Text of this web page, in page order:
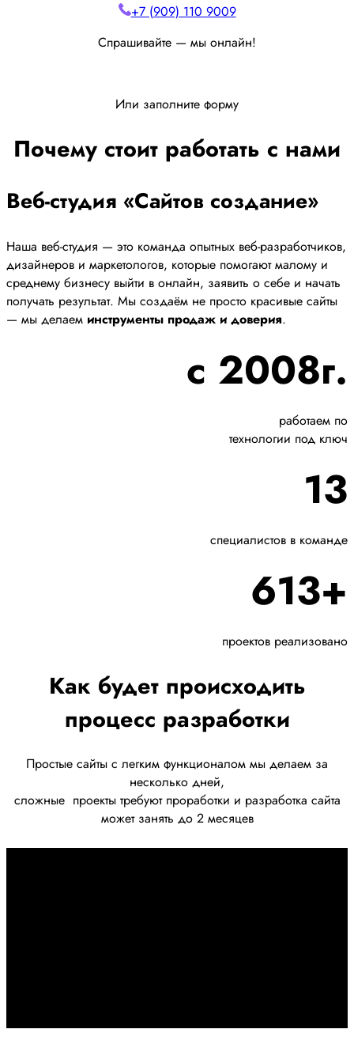
+7 (909) 110 9009
Спрашивайте — мы онлайн!
Или заполните форму
Почему стоит работать с нами
Веб-студия «Сайтов создание»
Наша веб-студия — это команда опытных веб-разработчиков,
дизайнеров и маркетологов, которые помогают малому и
среднему бизнесу выйти в онлайн, заявить о себе и начать
получать результат. Мы создаём не просто красивые сайты
— мы делаем инструменты продаж и доверия.
с 2008г.
работаем по
технологии под ключ
13
специалистов в команде
613+
проектов реализовано
Как будет происходить
процесс разработки
Простые сайты с легким функционалом мы делаем за
несколько дней,
сложные проекты требуют проработки и разработка сайта
может занять до 2 месяцев